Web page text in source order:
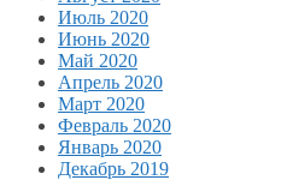
Июль 2020
Июнь 2020
Май 2020
Апрель 2020
Март 2020
Февраль 2020
Январь 2020
Декабрь 2019